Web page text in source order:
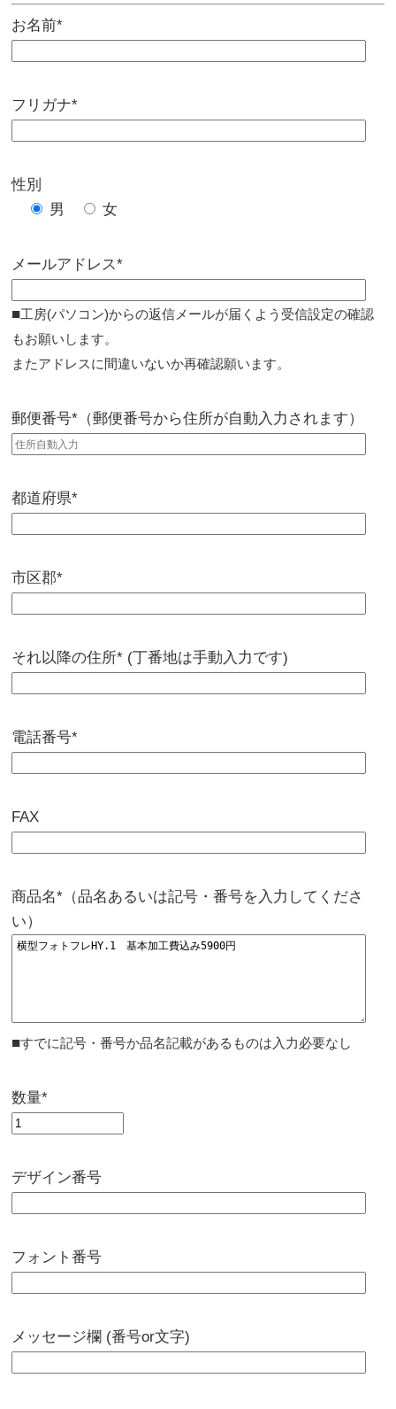
お名前*
フリガナ*
性別
男
女
メールアドレス*
■工房(パソコン)からの返信メールが届くよう受信設定の確認
もお願いします。
またアドレスに間違いないか再確認願います。
郵便番号*（郵便番号から住所が自動入力されます）
都道府県*
市区郡*
それ以降の住所* (丁番地は手動入力です)
電話番号*
FAX
商品名*（品名あるいは記号・番号を入力してくださ
い）
■すでに記号・番号か品名記載があるものは入力必要なし
数量*
デザイン番号
フォント番号
メッセージ欄 (番号or文字)